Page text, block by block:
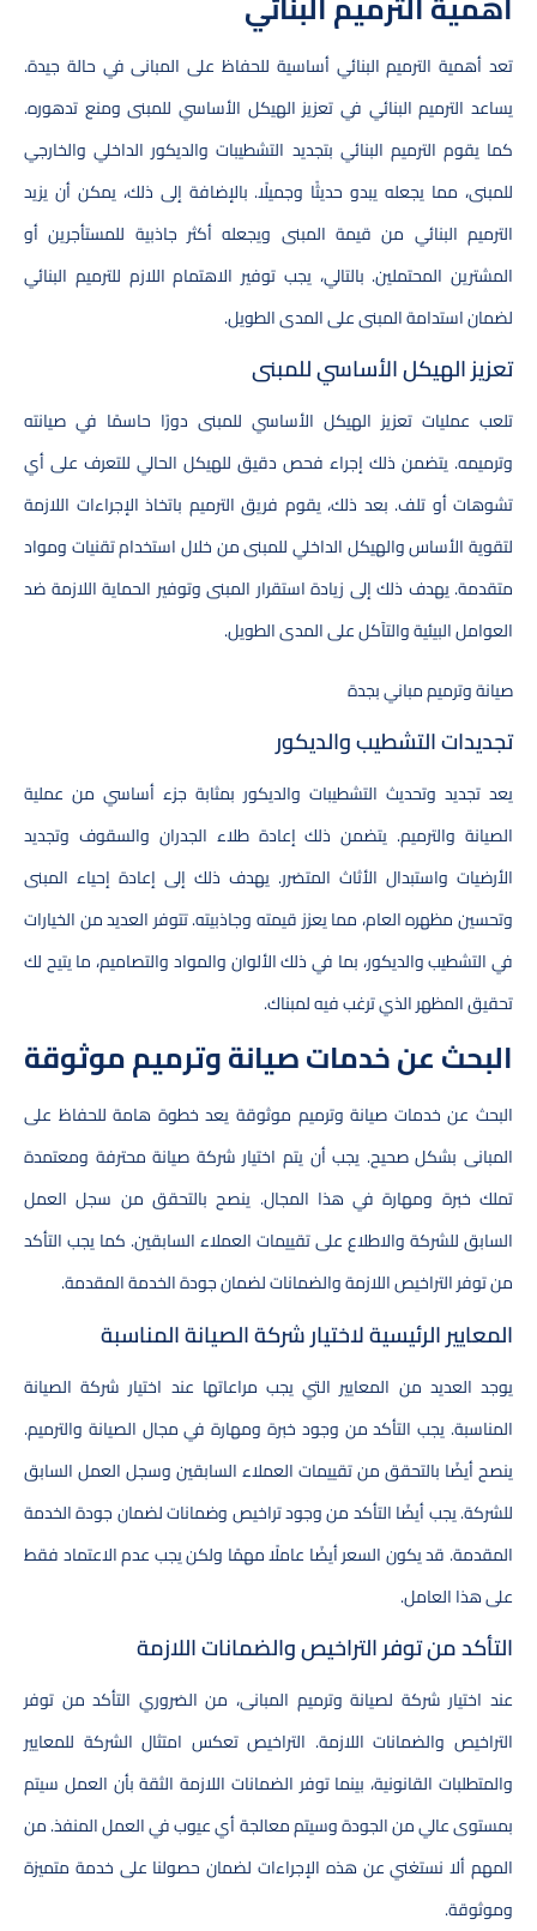
تعد أهمية الترميم البنائي أساسية للحفاظ على المبانى في حالة جيدة.
يساعد الترميم البنائي في تعزيز الهيكل الأساسي للمبنى ومنع تدهوره.
كما يقوم الترميم البنائي بتجديد التشطيبات والديكور الداخلي والخارجي
للمبنى، مما يجعله يبدو حديثًا وجميلًا. بالإضافة إلى ذلك، يمكن أن يزيد
الترميم البنائي من قيمة المبنى ويجعله أكثر جاذبية للمستأجرين أو
المشترين المحتملين. بالتالي، يجب توفير الاهتمام اللازم للترميم البنائي
لضمان استدامة المبنى على المدى الطويل.
تعزيز الهيكل الأساسي للمبنى
تلعب عمليات تعزيز الهيكل الأساسي للمبنى دورًا حاسمًا في صيانته
وترميمه. يتضمن ذلك إجراء فحص دقيق للهيكل الحالي للتعرف على أي
تشوهات أو تلف. بعد ذلك، يقوم فريق الترميم باتخاذ الإجراءات اللازمة
لتقوية الأساس والهيكل الداخلي للمبنى من خلال استخدام تقنيات ومواد
متقدمة. يهدف ذلك إلى زيادة استقرار المبنى وتوفير الحماية اللازمة ضد
العوامل البيئية والتآكل على المدى الطويل.
صيانة وترميم مباني بجدة
تجديدات التشطيب والديكور
يعد تجديد وتحديث التشطيبات والديكور بمثابة جزء أساسي من عملية
الصيانة والترميم. يتضمن ذلك إعادة طلاء الجدران والسقوف وتجديد
الأرضيات واستبدال الأثاث المتضرر. يهدف ذلك إلى إعادة إحياء المبنى
وتحسين مظهره العام، مما يعزز قيمته وجاذبيته. تتوفر العديد من الخيارات
في التشطيب والديكور، بما في ذلك الألوان والمواد والتصاميم، ما يتيح لك
تحقيق المظهر الذي ترغب فيه لمبناك.
البحث عن خدمات صيانة وترميم موثوقة
البحث عن خدمات صيانة وترميم موثوقة يعد خطوة هامة للحفاظ على
المبانى بشكل صحيح. يجب أن يتم اختيار شركة صيانة محترفة ومعتمدة
تملك خبرة ومهارة في هذا المجال. ينصح بالتحقق من سجل العمل
السابق للشركة والاطلاع على تقييمات العملاء السابقين. كما يجب التأكد
من توفر التراخيص اللازمة والضمانات لضمان جودة الخدمة المقدمة.
المعايير الرئيسية لاختيار شركة الصيانة المناسبة
يوجد العديد من المعايير التي يجب مراعاتها عند اختيار شركة الصيانة
المناسبة. يجب التأكد من وجود خبرة ومهارة في مجال الصيانة والترميم.
ينصح أيضًا بالتحقق من تقييمات العملاء السابقين وسجل العمل السابق
للشركة. يجب أيضًا التأكد من وجود تراخيص وضمانات لضمان جودة الخدمة
المقدمة. قد يكون السعر أيضًا عاملًا مهمًا ولكن يجب عدم الاعتماد فقط
على هذا العامل.
التأكد من توفر التراخيص والضمانات اللازمة
عند اختيار شركة لصيانة وترميم المبانى، من الضروري التأكد من توفر
التراخيص والضمانات اللازمة. التراخيص تعكس امتثال الشركة للمعايير
والمتطلبات القانونية، بينما توفر الضمانات اللازمة الثقة بأن العمل سيتم
بمستوى عالي من الجودة وسيتم معالجة أي عيوب في العمل المنفذ. من
المهم ألا نستغني عن هذه الإجراءات لضمان حصولنا على خدمة متميزة
وموثوقة.